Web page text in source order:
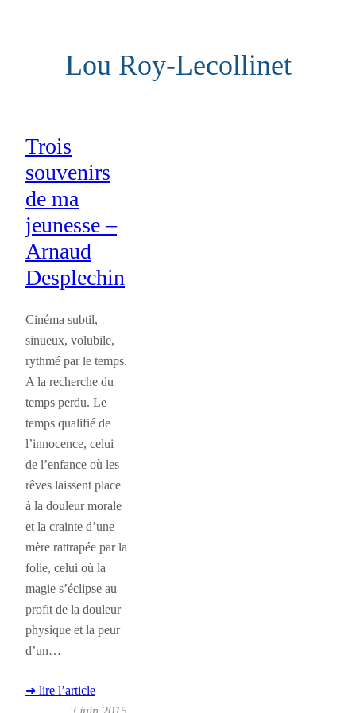
Lou Roy-Lecollinet
Trois
souvenirs
de ma
jeunesse –
Arnaud
Desplechin
Cinéma subtil,
sinueux, volubile,
rythmé par le temps.
A la recherche du
temps perdu. Le
temps qualifié de
l’innocence, celui
de l’enfance où les
rêves laissent place
à la douleur morale
et la crainte d’une
mère rattrapée par la
folie, celui où la
magie s’éclipse au
profit de la douleur
physique et la peur
d’un…
➜ lire l’article